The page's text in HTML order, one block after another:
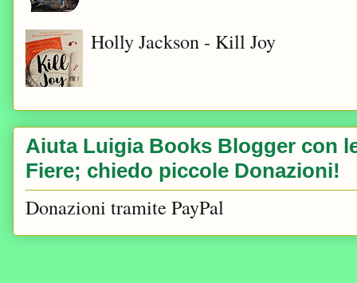
Holly Jackson - Kill Joy
Aiuta Luigia Books Blogger con
Fiere; chiedo piccole Donazioni!
Donazioni tramite PayPal